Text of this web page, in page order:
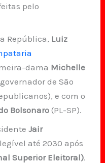
pelo
República, Luiz
dama Michelle
de São
e com o
Bolsonaro (PL-SP).
Jair
até 2030 após
Superior Eleitoral).